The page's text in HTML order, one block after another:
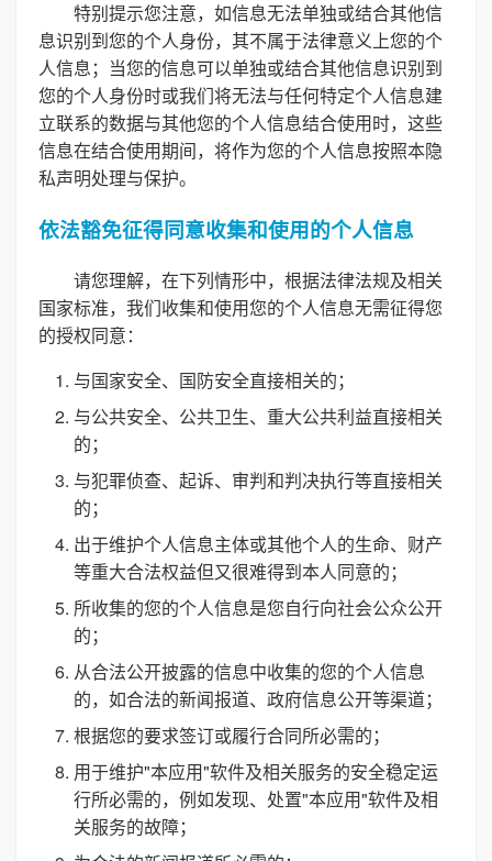
特别提示您注意，如信息无法单独或结合其他信
息识别到您的个人身份，其不属于法律意义上您的个
人信息；当您的信息可以单独或结合其他信息识别到
您的个人身份时或我们将无法与任何特定个人信息建
立联系的数据与其他您的个人信息结合使用时，这些
信息在结合使用期间，将作为您的个人信息按照本隐
私声明处理与保护。
依法豁免征得同意收集和使用的个人信息
请您理解，在下列情形中，根据法律法规及相关
国家标准，我们收集和使用您的个人信息无需征得您
的授权同意：
与国家安全、国防安全直接相关的；
与公共安全、公共卫生、重大公共利益直接相关
的；
与犯罪侦查、起诉、审判和判决执行等直接相关
的；
出于维护个人信息主体或其他个人的生命、财产
等重大合法权益但又很难得到本人同意的；
所收集的您的个人信息是您自行向社会公众公开
的；
从合法公开披露的信息中收集的您的个人信息
的，如合法的新闻报道、政府信息公开等渠道；
根据您的要求签订或履行合同所必需的；
用于维护"本应用"软件及相关服务的安全稳定运
行所必需的，例如发现、处置"本应用"软件及相
关服务的故障；